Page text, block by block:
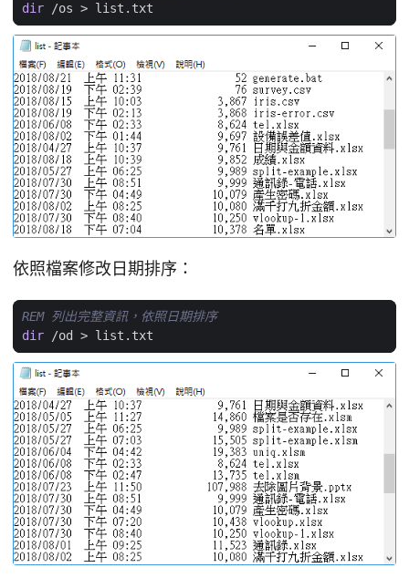
dir /os >
依照檔案修改日期排序：
REM 列出完整資訊，依照日期排序
dir /od >